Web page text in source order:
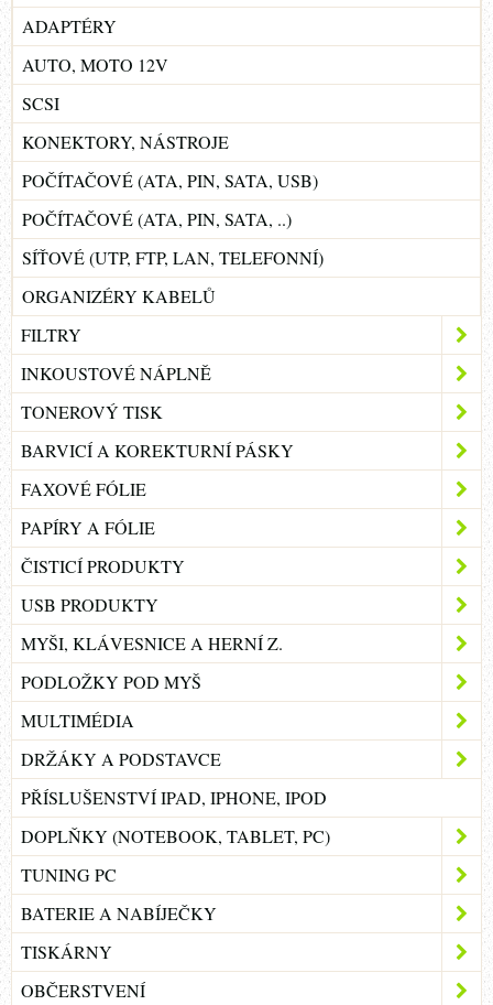
ADAPTÉRY
AUTO, MOTO 12V
SCSI
KONEKTORY, NÁSTROJE
POČÍTAČOVÉ (ATA, PIN, SATA, USB)
POČÍTAČOVÉ (ATA, PIN, SATA, ..)
SÍŤOVÉ (UTP, FTP, LAN, TELEFONNÍ)
ORGANIZÉRY KABELŮ
FILTRY
INKOUSTOVÉ NÁPLNĚ
TONEROVÝ TISK
BARVICÍ A KOREKTURNÍ PÁSKY
FAXOVÉ FÓLIE
PAPÍRY A FÓLIE
ČISTICÍ PRODUKTY
USB PRODUKTY
MYŠI, KLÁVESNICE A HERNÍ Z.
PODLOŽKY POD MYŠ
MULTIMÉDIA
DRŽÁKY A PODSTAVCE
PŘÍSLUŠENSTVÍ IPAD, IPHONE, IPOD
DOPLŇKY (NOTEBOOK, TABLET, PC)
TUNING PC
BATERIE A NABÍJEČKY
TISKÁRNY
OBČERSTVENÍ